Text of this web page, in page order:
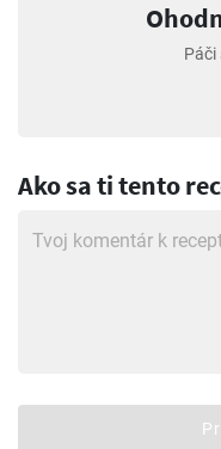
Páči
Ako sa ti tento